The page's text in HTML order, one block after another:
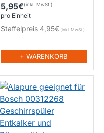
5,95€
pro Einheit
Staffelpreis4,95€
+ WARENKORB